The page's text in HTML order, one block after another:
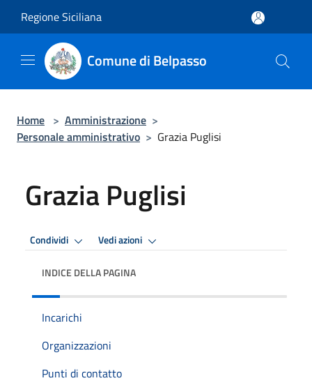
Regione Siciliana
Comune di Belpasso
Home > Amministrazione >
Personale amministrativo > Grazia Puglisi
Grazia Puglisi
Condividi Vedi azioni
INDICE DELLA PAGINA
Incarichi
Organizzazioni
Punti di contatto